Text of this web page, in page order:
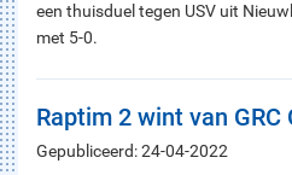
een thuisduel tegen USV uit
met 5-0.
Raptim 2 wint van GRC
Gepubliceerd: 24-04-2022